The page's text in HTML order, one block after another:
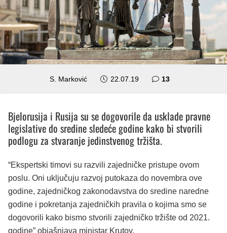
S. Marković 22.07.19 13komentara
Bjelorusija i Rusija su se dogovorile da usklade pravne
legislative do sredine sledeće godine kako bi stvorili
podlogu za stvaranje jedinstvenog tržišta.
“Ekspertski timovi su razvili zajedničke pristupe ovom
poslu. Oni uključuju razvoj putokaza do novembra ove
godine, zajedničkog zakonodavstva do sredine naredne
godine i pokretanja zajedničkih pravila o kojima smo se
dogovorili kako bismo stvorili zajedničko tržište od 2021.
godine” objašnjava ministar Krutoy.